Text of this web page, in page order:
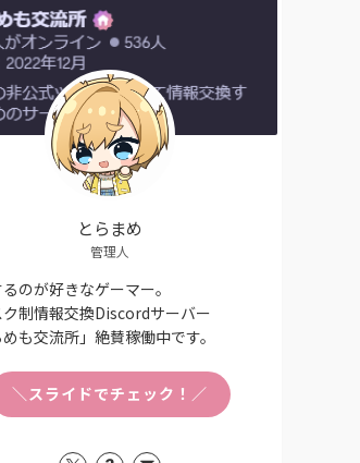
とらまめ
管理人
のが好きなゲーマー。
ク制情報交換Discordサーバー
めも交流所」絶賛稼働中です。
＼スライドでチェック！／